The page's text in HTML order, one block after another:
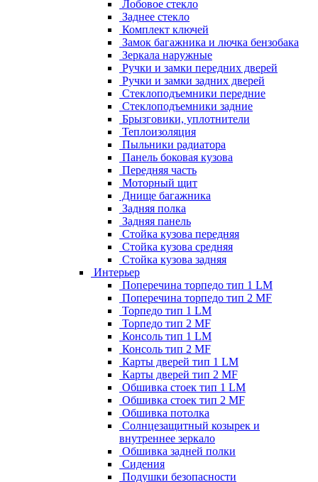
Лобовое стекло
Заднее стекло
Комплект ключей
Замок багажника и лючка бензобака
Зеркала наружные
Ручки и замки передних дверей
Ручки и замки задних дверей
Стеклоподъемники передние
Стеклоподъемники задние
Брызговики, уплотнители
Теплоизоляция
Пыльники радиатора
Панель боковая кузова
Передняя часть
Моторный щит
Днище багажника
Задняя полка
Задняя панель
Стойка кузова передняя
Стойка кузова средняя
Стойка кузова задняя
Интерьер
Поперечина торпедо тип 1 LM
Поперечина торпедо тип 2 MF
Торпедо тип 1 LM
Торпедо тип 2 MF
Консоль тип 1 LM
Консоль тип 2 MF
Карты дверей тип 1 LM
Карты дверей тип 2 MF
Обшивка стоек тип 1 LM
Обшивка стоек тип 2 MF
Обшивка потолка
Солнцезащитный козырек и
внутреннее зеркало
Обшивка задней полки
Сидения
Подушки безопасности